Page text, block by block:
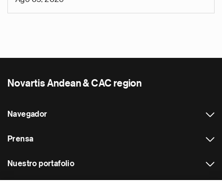
Novartis Andean & CAC region
Navegador
Prensa
Nuestro portafolio